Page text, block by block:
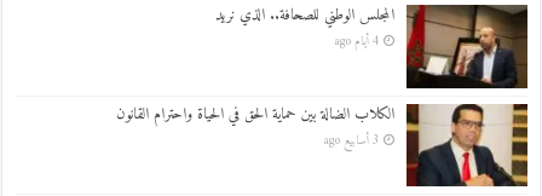
المجلس الوطني للصحافة.. الذي نريد
4 أيام ago
الكلاب الضالة بين حماية الحق في الحياة واحترام القانون
3 أسابيع ago